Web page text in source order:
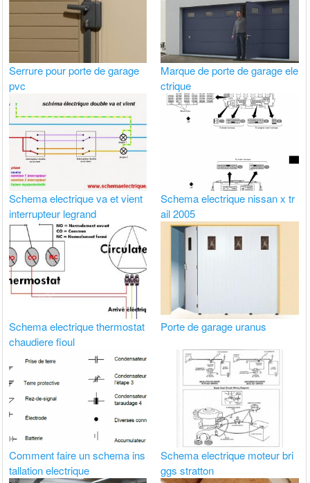
Serrure pour porte de garage
pvc
Marque de porte de garage ele
ctrique
Schema electrique va et vient
interrupteur legrand
Schema electrique nissan x tr
ail 2005
Schema electrique thermostat
chaudiere fioul
Porte de garage uranus
Comment faire un schema ins
tallation electrique
Schema electrique moteur bri
ggs stratton